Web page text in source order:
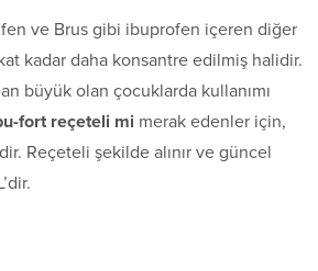
ve Brus gibi ibuprofen içeren diğer
kadar daha konsantre edilmiş halidir.
büyük olan çocuklarda kullanımı
fort reçeteli mi merak edenler için,
Reçeteli şekilde alınır ve güncel